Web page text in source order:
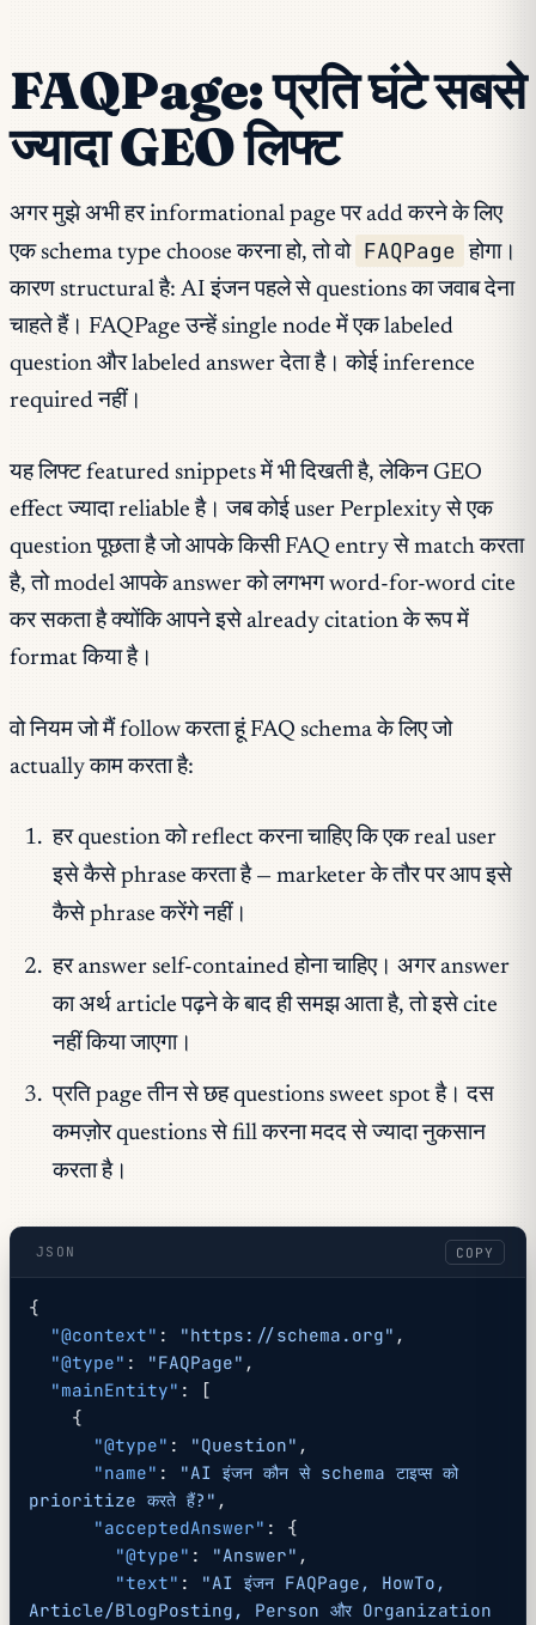
FAQPage: प्रति घंटे सबसे
ज्यादा GEO लिफ्ट
अगर मुझे अभी हर informational page पर add करने के लिए
एक schema type choose करना हो, तो वो FAQPage
होगा।
कारण structural है: AI इंजन पहले से questions का जवाब देना
चाहते हैं। FAQPage उन्हें single node में एक labeled
question और labeled answer देता है। कोई inference
required नहीं।
यह लिफ्ट featured snippets में भी दिखती है, लेकिन GEO
effect ज्यादा reliable है। जब कोई user Perplexity से एक
question पूछता है जो आपके किसी FAQ entry से match करता
है, तो model आपके answer को लगभग word-for-word cite
कर सकता है क्योंकि आपने इसे already citation के रूप में
format किया है।
वो नियम जो मैं follow करता हूं FAQ schema के लिए जो
actually काम करता है:
हर question को reflect करना चाहिए कि एक real user
इसे कैसे phrase करता है — marketer के तौर पर आप इसे
कैसे phrase करेंगे नहीं।
हर answer self-contained होना चाहिए। अगर answer
का अर्थ article पढ़ने के बाद ही समझ आता है, तो इसे cite
नहीं किया जाएगा।
प्रति page तीन से छह questions sweet spot है। दस
कमज़ोर questions से fill करना मदद से ज्यादा नुकसान
करता है।
JSON COPY
{
  "@context"
: "https://schema.org" ,
  "@type"
: "FAQPage" ,
  "mainEntity"
: [
    {
      "@type"
: "Question" ,
      "name"
: "AI इंजन कौन से schema टाइप्स को
prioritize करते हैं?" ,
      "acceptedAnswer"
: {
        "@type"
: "Answer" ,
        "text"
: "AI इंजन FAQPage, HowTo,
Article/BlogPosting, Person और Organization